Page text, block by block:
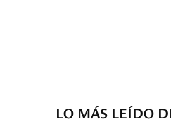
LO MÁS LEÍDO